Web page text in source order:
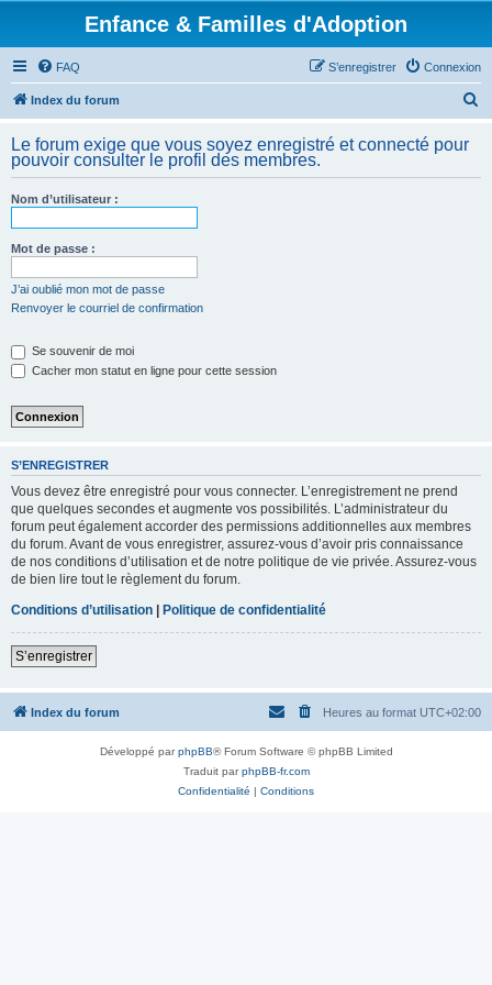
Enfance & Familles d'Adoption
FAQ Connexion
S’enregistrer
Index du forum
h
Le forum exige que vous soyez enregistré et connecté pour
pouvoir consulter le profil des membres.
Nom d’utilisateur :
Mot de passe :
J’ai oublié mon mot de passe
Renvoyer le courriel de confirmation
Se souvenir de moi
Cacher mon statut en ligne pour cette session
S’ENREGISTRER
Vous devez être enregistré pour vous connecter. L’enregistrement ne prend
que quelques secondes et augmente vos possibilités. L’administrateur du
forum peut également accorder des permissions additionnelles aux membres
du forum. Avant de vous enregistrer, assurez-vous d’avoir pris connaissance
de nos conditions d’utilisation et de notre politique de vie privée. Assurez-vous
de bien lire tout le règlement du forum.
Conditions d’utilisation | Politique de confidentialité
S’enregistrer
Index du forum Heures au format UTC+02:00
Développé parphpBB® Forum Software © phpBB Limited
Traduit parphpBB-fr.com
Confidentialité | Conditions